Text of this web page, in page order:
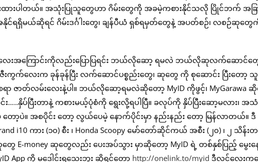
းပါတယ်။ အသုံးပြုသူတွေဟာ ဂိမ်းတွေကို အခမဲ့ကစားနိုင်သလို ပြိုင်ဘက် အခြ
နိုင်ရရှိမယ်ဆိုရင် ဂိမ်းဒင်္ဂါးတွေ၊ ချန်ပီယံ ရှစ်ရမှတ်တွေနဲ့ အပတ်စဉ်၊ လစဉ်ဆုတွေ
ေးအကြောင်းကိုလည်းပြောပြရင်း ဘယ်လိုဆော့ ရမလဲ ဘယ်လိုဆုလက်ဆောင်တွ
းကွက်လေးက ခုန်ခုန်ပြီး လက်ဆောင်ပစ္စည်းတွေ၊ ဆုတွေ ကို စုဆောင်း ပြီးတော့
ာ ဇာတ်လမ်းလေးနဲ့ပါ။ ဘယ်လိုဆော့ရမလဲဆိုတော့ MyID ကိုဖွင့်၊ MyGarawa
နှိပ်ပြီးတာနဲ့ ကစားမယ့်ပုံစံကို ရွေးလို့ရပါပြီ။ ခလုပ်ကို နှိပ်ပြီးဆော့မလား၊ အသံ
တော့ပဲ။ အစပိုင်း တော့ လွယ်ပေမဲ့ နောက်ပိုင်းမှာ နည်းနည်း တော့ မြန်လာတယ်။ ဒီ
ကား (၁၀) စီး ၊ Honda Scoopy မော်တော်ဆိုင်ကယ် အစီး (၂၀) ၊ ၂ သိန်းတ
E-money ဆုတွေလည်း ပေးအပ်သွား မှာဆိုတော့ MyID ရဲ့ တစ်နှစ်ပြည့် မွေးန
App ကို မဒေါင်းရသေးဘူး ဆိုရင်တော့ http://onelink.to/myid ဒီလင့်လေးက